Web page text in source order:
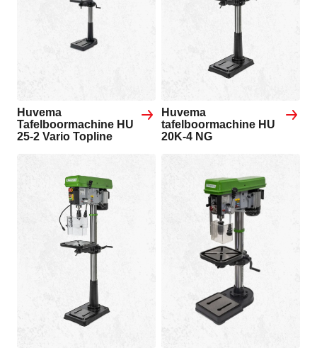
Huvema
Tafelboormachine HU
25-2 Vario Topline
Huvema
tafelboormachine HU
20K-4 NG